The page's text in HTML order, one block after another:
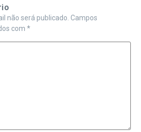
não será publicado. Campos
com *